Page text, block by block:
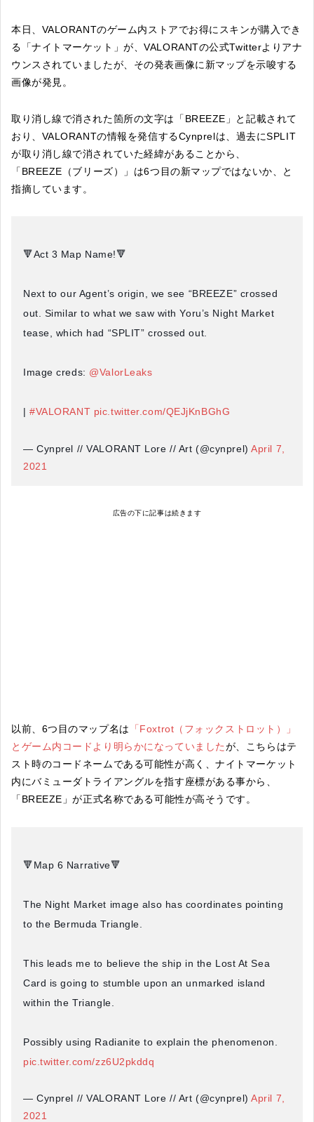
本日、VALORANTのゲーム内ストアでお得にスキンが購入でき
る「ナイトマーケット」が、VALORANTの公式Twitterよりアナ
ウンスされていましたが、その発表画像に新マップを示唆する
画像が発見。
取り消し線で消された箇所の文字は「BREEZE」と記載されて
おり、VALORANTの情報を発信するCynprelは、過去にSPLIT
が取り消し線で消されていた経緯があることから、
「BREEZE（ブリーズ）」は6つ目の新マップではないか、と
指摘しています。
🔻Act 3 Map Name!🔻
Next to our Agent’s origin, we see “BREEZE” crossed
out. Similar to what we saw with Yoru’s Night Market
tease, which had “SPLIT” crossed out.
Image creds: @ValorLeaks
|#VALORANT pic.twitter.com/QEJjKnBGhG
— Cynprel // VALORANT Lore // Art (@cynprel)April 7,
2021
広告の下に記事は続きます
以前、6つ目のマップ名は
「Foxtrot（フォックストロット）」
とゲーム内コードより明らかになっていましたが、こちらはテ
スト時のコードネームである可能性が高く、ナイトマーケット
内にバミューダトライアングルを指す座標がある事から、
「BREEZE」が正式名称である可能性が高そうです。
🔻Map 6 Narrative🔻
The Night Market image also has coordinates pointing
to the Bermuda Triangle.
This leads me to believe the ship in the Lost At Sea
Card is going to stumble upon an unmarked island
within the Triangle.
Possibly using Radianite to explain the phenomenon.
pic.twitter.com/zz6U2pkddq
— Cynprel // VALORANT Lore // Art (@cynprel)April 7,
2021